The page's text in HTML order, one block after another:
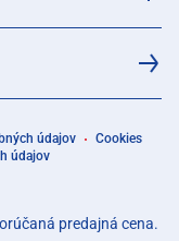
údajov
Cookies
údajov
predajná cena.